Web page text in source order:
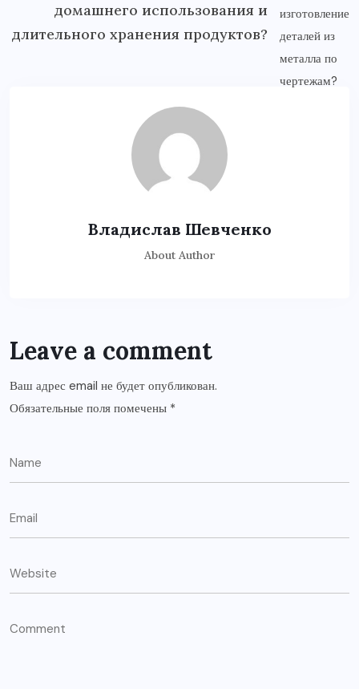
домашнего использования и
длительного хранения продуктов?
Владислав Шевченко
About Author
Leave a comment
Ваш адрес email не будет опубликован.
Обязательные поля помечены *